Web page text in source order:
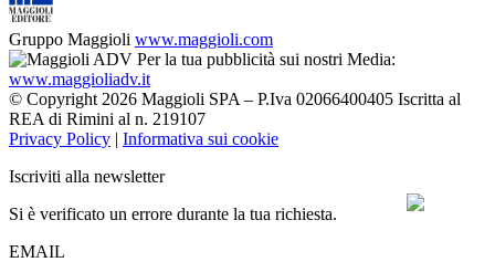
Gruppo Maggioli www.maggioli.com
Per la tua pubblicità sui nostri Media:
www.maggioliadv.it
© Copyright 2026 Maggioli SPA – P.Iva 02066400405 Iscritta al
REA di Rimini al n. 219107
Privacy Policy | Informativa sui cookie
Iscriviti alla newsletter
Si è verificato un errore durante la tua richiesta.
EMAIL